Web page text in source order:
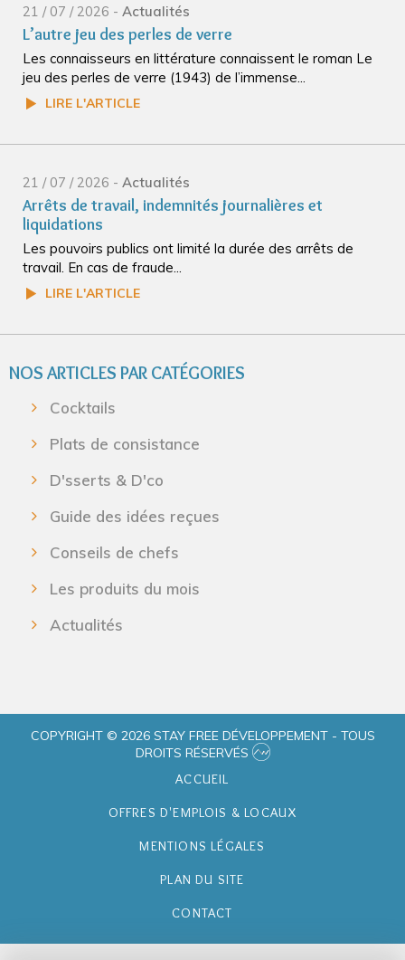
21 / 07 / 2026 - Actualités
L’autre jeu des perles de verre
Les connaisseurs en littérature connaissent le roman Le
jeu des perles de verre (1943) de l’immense...
LIRE L'ARTICLE
21 / 07 / 2026 - Actualités
Arrêts de travail, indemnités journalières et
liquidations
Les pouvoirs publics ont limité la durée des arrêts de
travail. En cas de fraude...
LIRE L'ARTICLE
NOS ARTICLES PAR CATÉGORIES
Cocktails
Plats de consistance
D'sserts & D'co
Guide des idées reçues
Conseils de chefs
Les produits du mois
Actualités
COPYRIGHT © 2026 STAY FREE DÉVELOPPEMENT - TOUS
DROITS RÉSERVÉS
ACCUEIL
OFFRES D'EMPLOIS & LOCAUX
MENTIONS LÉGALES
PLAN DU SITE
CONTACT